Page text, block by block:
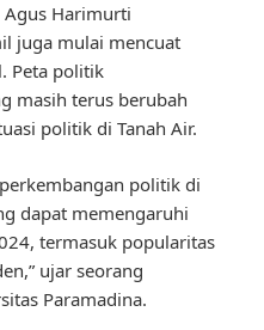
Harimurti
juga mulai mencuat
Peta politik
masih terus berubah
politik di Tanah Air.
politik di
dapat memengaruhi
termasuk popularitas
ujar seorang
Paramadina.